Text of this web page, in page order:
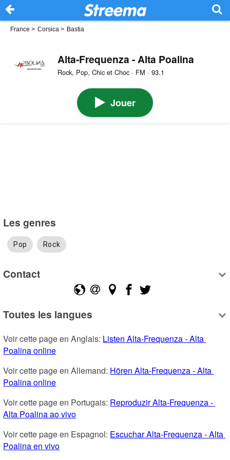
France > Corsica > Bastia
Alta-Frequenza - Alta Poalina
Rock, Pop, Chic et Choc · FM · 93.1
Jouer
Les genres
Pop Rock
Contact
Toutes les langues
Voir cette page en Anglais: Listen Alta-Frequenza - Alta
Poalina online
Voir cette page en Allemand: Hören Alta-Frequenza - Alta
Poalina online
Voir cette page en Portugais: Reproduzir Alta-Frequenza -
Alta Poalina ao vivo
Voir cette page en Espagnol: Escuchar Alta-Frequenza - Alta
Poalina en vivo